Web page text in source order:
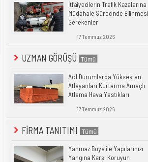
İtfaiyecilerin Trafik Kazalarına
Müdahale Sürecinde Bilinmesi
Gerekenler
17 Temmuz 2026
UZMAN GÖRÜŞÜ
Acil Durumlarda Yüksekten
Atlayanları Kurtarma Amaçlı
Atlama Hava Yastıkları
17 Temmuz 2026
FİRMA TANITIMI
Yanmaz Boya ile Yapılarınızı
Yangına Karşı Koruyun